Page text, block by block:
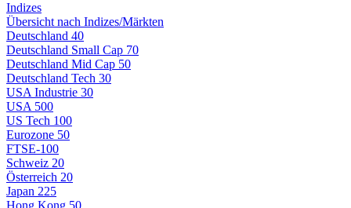
Indizes
Übersicht nach Indizes/Märkten
Deutschland 40
Deutschland Small Cap 70
Deutschland Mid Cap 50
Deutschland Tech 30
USA Industrie 30
USA 500
US Tech 100
Eurozone 50
FTSE-100
Schweiz 20
Österreich 20
Japan 225
Hong Kong 50